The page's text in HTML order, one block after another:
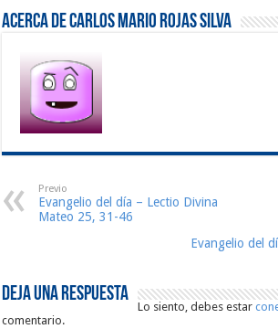
Acerca de Carlos Mario Rojas Silva
Previo
Evangelio del día – Lectio Divina
Mateo 25, 31-46
Evangelio del
Deja una respuesta
Lo siento, debes estar
comentario.